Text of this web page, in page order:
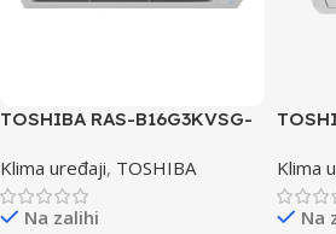
TOSHIBA RAS-B16G3KVSG-
UREĐAJ – Preporuka za
grijanje SHORAI EDGE NEW
WHITE INVERTER
Klima uređaji, TOSHIBA
Na zalihi
Klima
Na